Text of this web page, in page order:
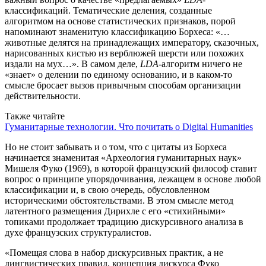
классификаций. Тематические деления, созданные
алгоритмом на основе статистических признаков, порой
напоминают знаменитую классификацию Борхеса: «…
животные делятся на принадлежащих императору, сказочных,
нарисованных кистью из верблюжей шерсти или похожих
издали на мух…». В самом деле, LDA-алгоритм ничего не
«знает» о делении по единому основанию, и в каком-то
смысле бросает вызов привычным способам организации
действительности.
Также читайте
Гуманитарные технологии. Что почитать о Digital Humanities
Но не стоит забывать и о том, что с цитаты из Борхеса
начинается знаменитая «Археология гуманитарных наук»
Мишеля Фуко (1969), в которой французский философ ставит
вопрос о принципе упорядочивания, лежащем в основе любой
классификации и, в свою очередь, обусловленном
историческими обстоятельствами. В этом смысле метод
латентного размещения Дирихле с его «стихийными»
топиками продолжает традицию дискурсивного анализа в
духе французских структуралистов.
«Помещая слова в набор дискурсивных практик, а не
лингвистических правил, концепция дискурса Фуко